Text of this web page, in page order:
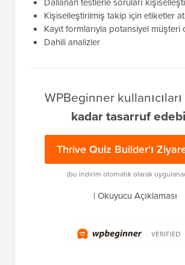
Kişiselleştirilmiş takip için etiketler
Kayıt formlarıyla potansiyel müşteri
Dahili analizler
WPBeginner kullanıcıları
kadar tasarruf
Thrive Quiz Builder'ı
(bu indirim otomatik olarak
| Okuyucu Açıklaması